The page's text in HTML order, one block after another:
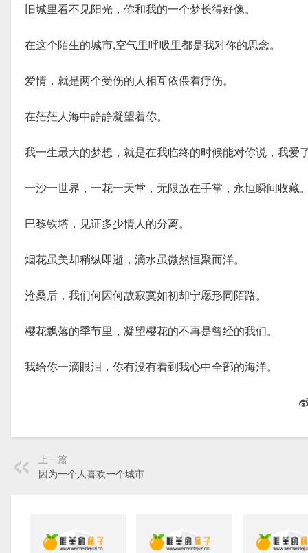
旧城里看不见阳光，你和我的一个梦长得好像。
在这个陌生的城市,空气里呼吸里都是我对你的思念。
爱情，就是两个受伤的人相互依偎着疗伤。
在茫茫人海中静静凝望着你。
我一生最大的梦想，就是在我临终的时候能对你说，我爱
一沙一世界，一花一天堂，无限放在手掌，永恒瞬间收藏。
巴黎铁塔，见证多少情人的分离。
烟花虽美却稍纵即逝，滴水虽微然恒聚而洋。
沧桑后，我们何因何故寂寞如初却宁愿形同陌路。
樱花飘落的季节里，凝望樱花的不再是曾经的我们。
我给你一滴眼泪，你有没有看到我心中全部的海洋。
上一篇
因为一个人喜欢一个城市